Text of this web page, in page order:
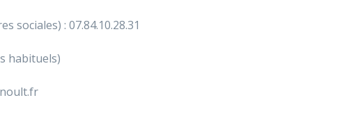
sociales) : 07.84.10.28.31
habituels)